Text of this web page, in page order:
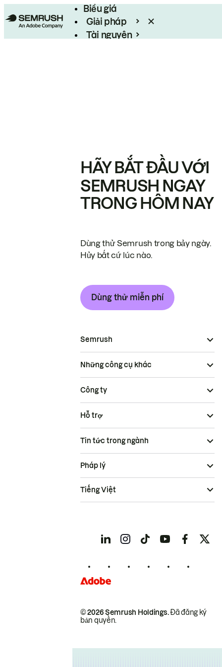
Biểu giá
Giải pháp
Tài nguyên
HÃY BẮT ĐẦU VỚI
SEMRUSH NGAY
TRONG HÔM NAY
Dùng thử Semrush trong bảy ngày.
Hủy bất cứ lúc nào.
Dùng thử miễn phí
Semrush
Những công cụ khác
Công ty
Hỗ trợ
Tin tức trong ngành
© 2026 Semrush Holdings.Đã đăng ký
bản quyền.
Pháp lý
Tiếng Việt